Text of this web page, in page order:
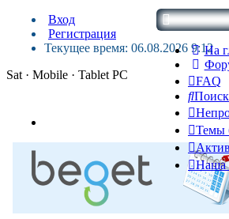
На
FAQ
Поиск
Темы
Наша
Вход
Регистрация
Текущее время: 06.08.2026 9:12
Sat · Mobile · Tablet PC